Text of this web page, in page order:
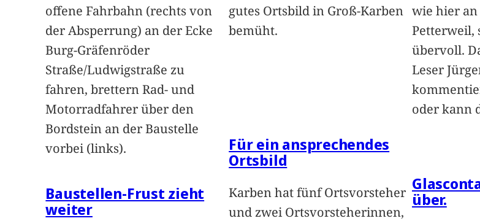
offene Fahrbahn (rechts von
der Absperrung) an der Ecke
Burg-Gräfenröder
Straße/Ludwigstraße zu
fahren, brettern Rad- und
Motorradfahrer über den
Bordstein an der Baustelle
vorbei (links).
Baustellen-Frust zieht
weiter
gutes Ortsbild in Groß-Karben
bemüht.
Für ein ansprechendes
Ortsbild
Karben hat fünf Ortsvorsteher
und zwei Ortsvorsteherinnen,
wie hier
Petterweil,
übervoll.
Leser
oder kann
über.